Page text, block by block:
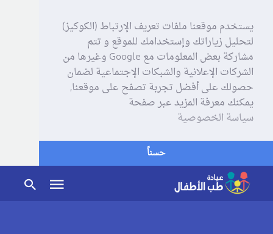
يستخدم موقعنا ملفات تعريف الإرتباط (الكوكيز)
لتحليل زياراتك وإستخدامك للموقع و تتم
مشاركة بعض المعلومات مع Google وغيرها من
الشركات الإعلانية والشبكات الإجتماعية لضمان
حصولك على أفضل تجربة تصفح على موقعنا,
يمكنك معرفة المزيد عبر صفحة
سياسة الخصوصية
حسناً